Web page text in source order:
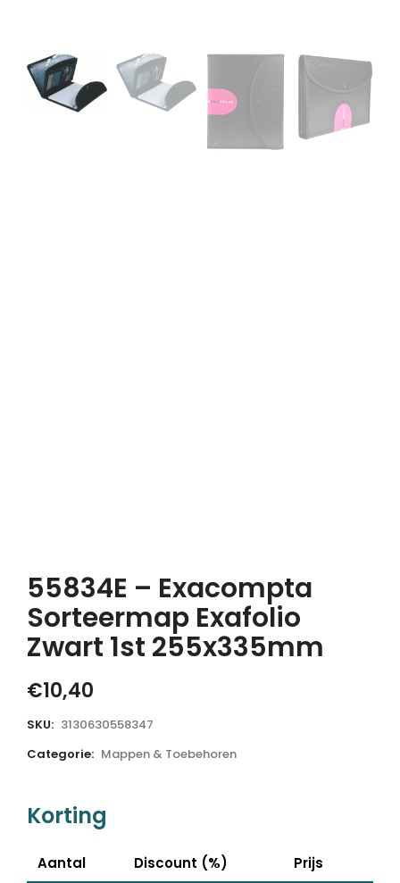
55834E – Exacompta
Sorteermap Exafolio
Zwart 1st 255x335mm
€10,40
SKU: 3130630558347
Categorie: Mappen & Toebehoren
Korting
Aantal Discount (%)
Prijs